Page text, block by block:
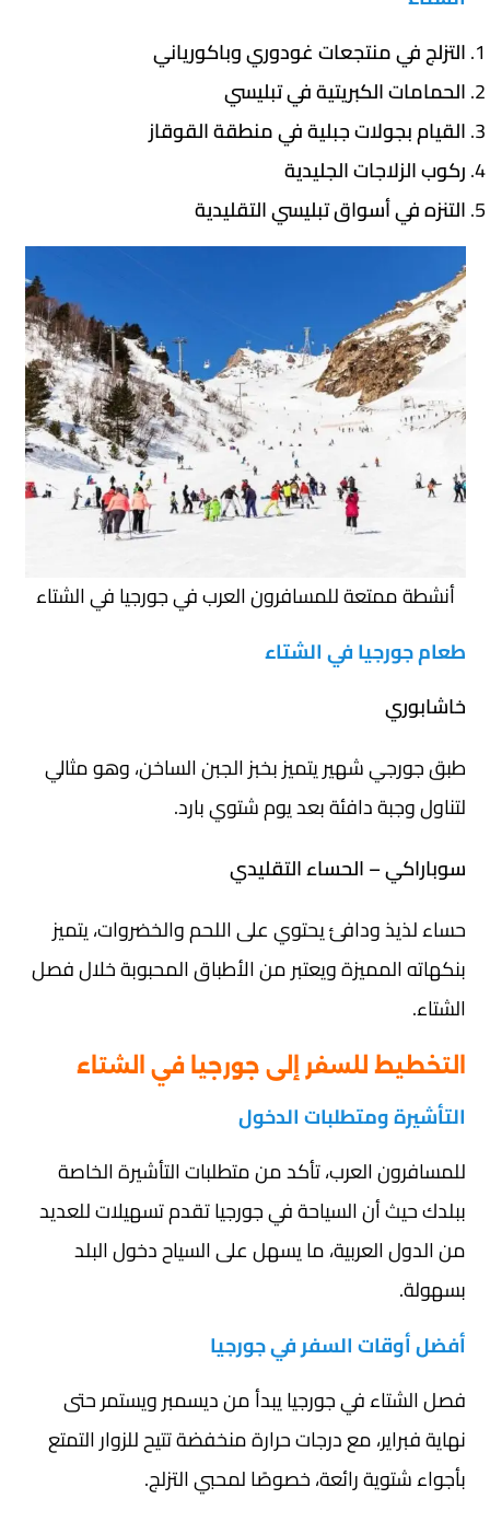
التزلج في منتجعات غودوري وباكورياني
الحمامات الكبريتية في تبليسي
القيام بجولات جبلية في منطقة القوقاز
ركوب الزلاجات الجليدية
التنزه في أسواق تبليسي التقليدية
أنشطة ممتعة للمسافرون العرب في جورجيا في الشتاء
طعام جورجيا في الشتاء
خاشابوري
طبق جورجي شهير يتميز بخبز الجبن الساخن، وهو مثالي
لتناول وجبة دافئة بعد يوم شتوي بارد.
سوباراكي – الحساء التقليدي
حساء لذيذ ودافئ يحتوي على اللحم والخضروات، يتميز
بنكهاته المميزة ويعتبر من الأطباق المحبوبة خلال فصل
الشتاء.
التخطيط للسفر إلى جورجيا في الشتاء
التأشيرة ومتطلبات الدخول
للمسافرون العرب، تأكد من متطلبات التأشيرة الخاصة
ببلدك حيث أن السياحة في جورجيا تقدم تسهيلات للعديد
من الدول العربية، ما يسهل على السياح دخول البلد
بسهولة.
أفضل أوقات السفر في جورجيا
فصل الشتاء في جورجيا يبدأ من ديسمبر ويستمر حتى
نهاية فبراير، مع درجات حرارة منخفضة تتيح للزوار التمتع
بأجواء شتوية رائعة، خصوصًا لمحبي التزلج.